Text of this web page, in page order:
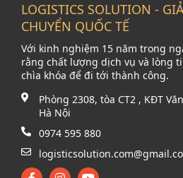
LOGISTICS SOLUTION -
CHUYỂN QUỐC TẾ
Với kinh nghiệm 15 năm trong
rằng chất lượng dịch vụ và lòng
chìa khóa để đi tới thành công.
Phòng 2308, tòa CT2 , KĐT
Hà Nội
0974 595 880